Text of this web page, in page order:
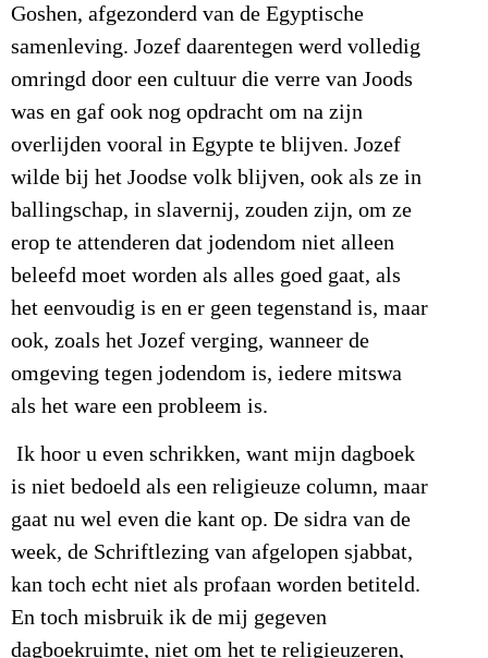
Goshen, afgezonderd van de Egyptische
samenleving. Jozef daarentegen werd volledig
omringd door een cultuur die verre van Joods
was en gaf ook nog opdracht om na zijn
overlijden vooral in Egypte te blijven. Jozef
wilde bij het Joodse volk blijven, ook als ze in
ballingschap, in slavernij, zouden zijn, om ze
erop te attenderen dat jodendom niet alleen
beleefd moet worden als alles goed gaat, als
het eenvoudig is en er geen tegenstand is, maar
ook, zoals het Jozef verging, wanneer de
omgeving tegen jodendom is, iedere mitswa
als het ware een probleem is.
Ik hoor u even schrikken, want mijn dagboek
is niet bedoeld als een religieuze column, maar
gaat nu wel even die kant op. De sidra van de
week, de Schriftlezing van afgelopen sjabbat,
kan toch echt niet als profaan worden betiteld.
En toch misbruik ik de mij gegeven
dagboekruimte, niet om het te religieuzeren,